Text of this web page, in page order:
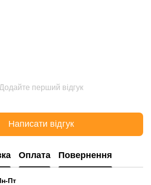
Додайте перший відгук
Написати відгук
Оплата Повернення
Пт